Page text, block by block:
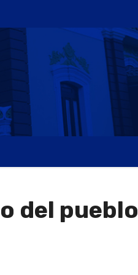
del pueblo